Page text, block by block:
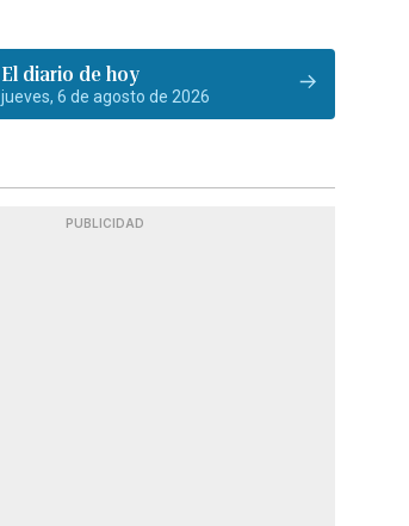
El diario de hoy
jueves, 6 de agosto de 2026
PUBLICIDAD